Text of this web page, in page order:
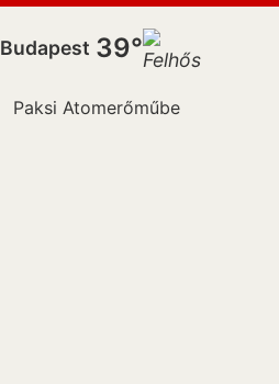
Budapest 39°
Paksi Atomerőműben